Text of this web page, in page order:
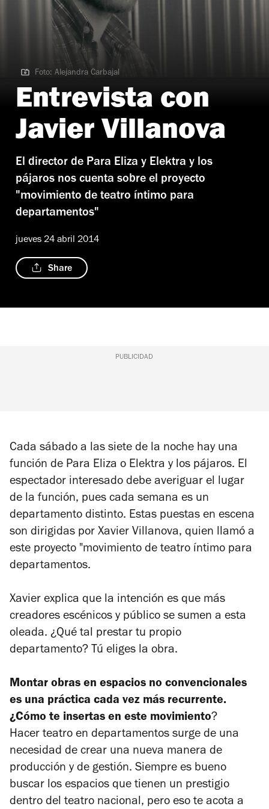
Foto: Alejandra Carbajal
Foto: Alejandra Carbajal
Entrevista con
Javier Villanova
El director de Para Eliza y Elektra y los
pájaros nos cuenta sobre el proyecto
"movimiento de teatro íntimo para
departamentos"
jueves 24 abril 2014
Share
PUBLICIDAD
Cada sábado a las siete de la noche hay una
función de Para Eliza o Elektra y los pájaros. El
espectador interesado debe averiguar el lugar
de la función, pues cada semana es un
departamento distinto. Estas puestas en escena
son dirigidas por Xavier Villanova, quien llamó a
este proyecto "movimiento de teatro íntimo para
departamentos.
Xavier explica que la intención es que más
creadores escénicos y público se sumen a esta
oleada. ¿Qué tal prestar tu propio
departamento? Tú eliges la obra.
Montar obras en espacios no convencionales
es una práctica cada vez más recurrente.
¿Cómo te insertas en este movimiento?
Hacer teatro en departamentos surge de una
necesidad de crear una nueva manera de
producción y de gestión. Siempre es bueno
buscar los espacios que tienen un prestigio
dentro del teatro nacional, pero eso te acota a